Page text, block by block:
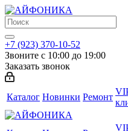
+7 (923) 370-10-52
Звоните с 10:00 до 19:00
Заказать звонок
Каталог Новинки Ремонт